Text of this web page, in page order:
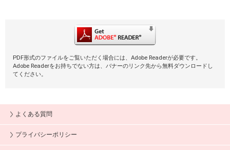
PDF形式のファイルをご覧いただく場合には、Adobe Readerが必要です。
Adobe Readerをお持ちでない方は、バナーのリンク先から無料ダウンロードし
てください。
よくある質問
プライバシーポリシー